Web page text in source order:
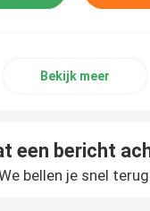
glasbier
Bekijk meer
een bericht
bellen je snel